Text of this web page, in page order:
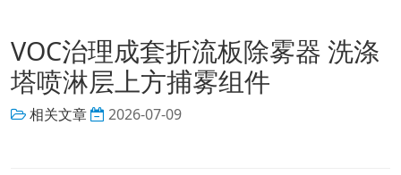
VOC治理成套折流板除雾器 洗涤
塔喷淋层上方捕雾组件
相关文章 2026-07-09